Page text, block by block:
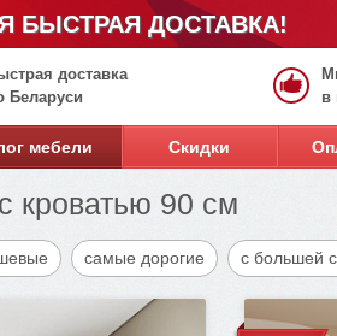
БЫСТРАЯ ДОСТАВКА!
доставка
Беларуси
в
мебели Скидки
кроватью 90 см
самые дорогие с большей